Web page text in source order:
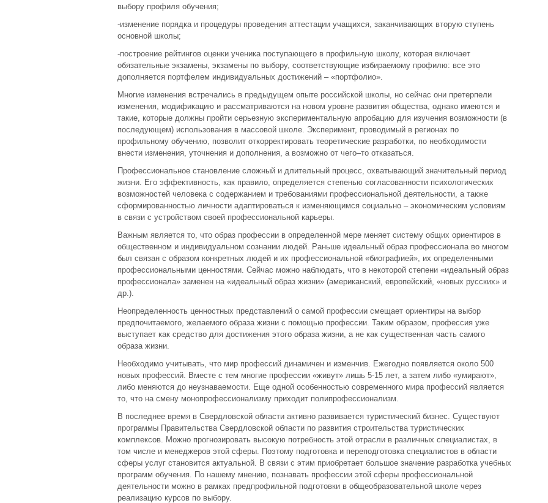
выбору профиля обучения;
-изменение порядка и процедуры проведения аттестации учащихся, заканчивающих вторую ступень
основной школы;
-построение рейтингов оценки ученика поступающего в профильную школу, которая включает
обязательные экзамены, экзамены по выбору, соответствующие избираемому профилю: все это
дополняется портфелем индивидуальных достижений – «портфолио».
Многие изменения встречались в предыдущем опыте российской школы, но сейчас они претерпели
изменения, модификацию и рассматриваются на новом уровне развития общества, однако имеются и
такие, которые должны пройти серьезную экспериментальную апробацию для изучения возможности (в
последующем) использования в массовой школе. Эксперимент, проводимый в регионах по
профильному обучению, позволит откорректировать теоретические разработки, по необходимости
внести изменения, уточнения и дополнения, а возможно от чего–то отказаться.
Профессиональное становление сложный и длительный процесс, охватывающий значительный период
жизни. Его эффективность, как правило, определяется степенью согласованности психологических
возможностей человека с содержанием и требованиями профессиональной деятельности, а также
сформированностью личности адаптироваться к изменяющимся социально – экономическим условиям
в связи с устройством своей профессиональной карьеры.
Важным является то, что образ профессии в определенной мере меняет систему общих ориентиров в
общественном и индивидуальном сознании людей. Раньше идеальный образ профессионала во многом
был связан с образом конкретных людей и их профессиональной «биографией», их определенными
профессиональными ценностями. Сейчас можно наблюдать, что в некоторой степени «идеальный образ
профессионала» заменен на «идеальный образ жизни» (американский, европейский, «новых русских» и
др.).
Неопределенность ценностных представлений о самой профессии смещает ориентиры на выбор
предпочитаемого, желаемого образа жизни с помощью профессии. Таким образом, профессия уже
выступает как средство для достижения этого образа жизни, а не как существенная часть самого
образа жизни.
Необходимо учитывать, что мир профессий динамичен и изменчив. Ежегодно появляется около 500
новых профессий. Вместе с тем многие профессии «живут» лишь 5-15 лет, а затем либо «умирают»,
либо меняются до неузнаваемости. Еще одной особенностью современного мира профессий является
то, что на смену монопрофессионализму приходит полипрофессионализм.
В последнее время в Свердловской области активно развивается туристический бизнес. Существуют
программы Правительства Свердловской области по развития строительства туристических
комплексов. Можно прогнозировать высокую потребность этой отрасли в различных специалистах, в
том числе и менеджеров этой сферы. Поэтому подготовка и переподготовка специалистов в области
сферы услуг становится актуальной. В связи с этим приобретает большое значение разработка учебных
программ обучения. По нашему мнению, познавать профессии этой сферы профессиональной
деятельности можно в рамках предпрофильной подготовки в общеобразовательной школе через
реализацию курсов по выбору.